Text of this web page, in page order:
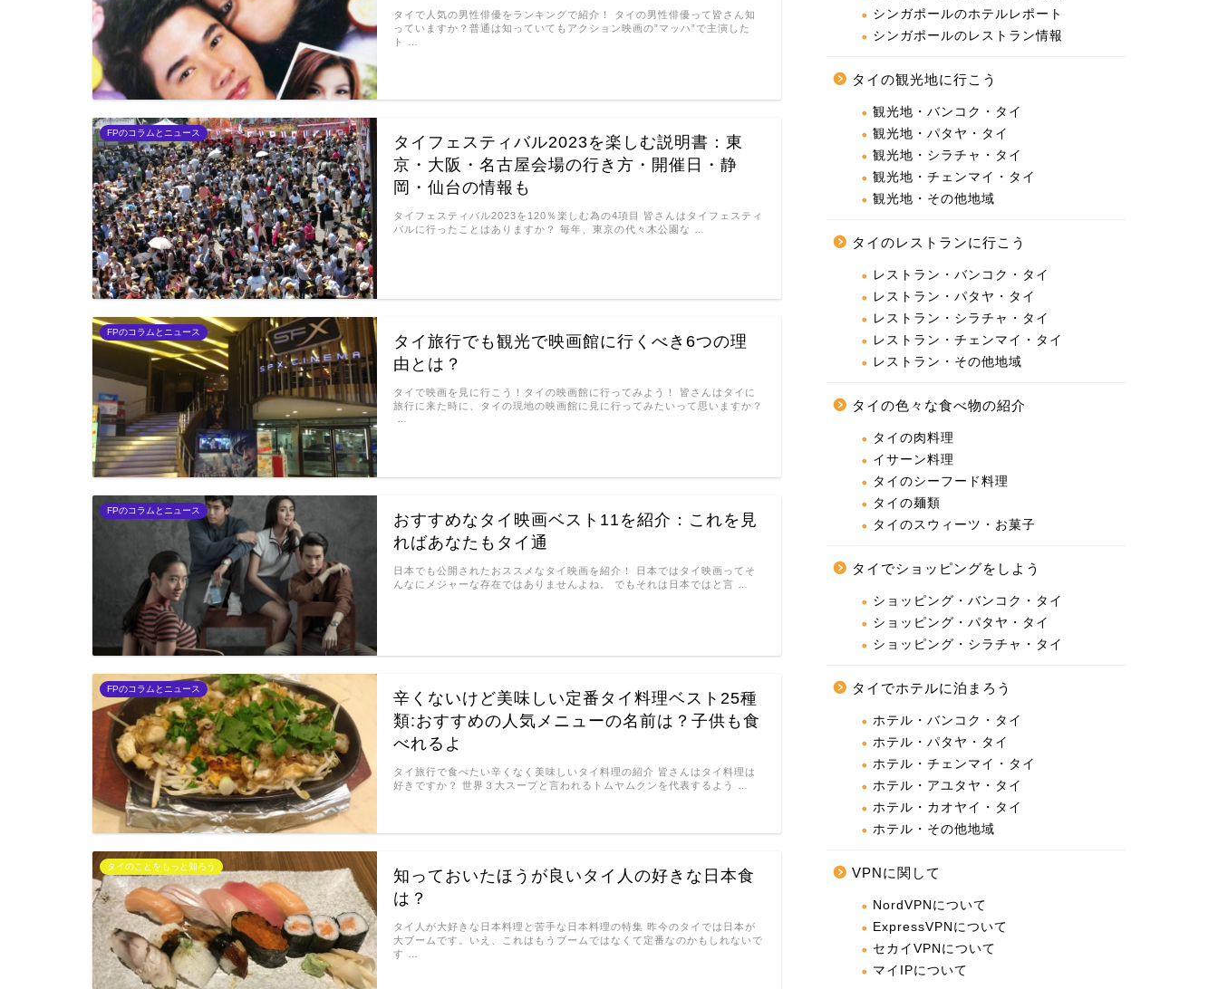
タイで人気の男性俳優をランキングで紹介！ タイの男性俳優って皆さん知
っていますか？普通は知っていてもアクション映画の”マッハ”で主演した
ト …
FPのコラムとニュース
タイフェスティバル2023を楽しむ説明書：東
京・大阪・名古屋会場の行き方・開催日・静
岡・仙台の情報も
タイフェスティバル2023を120％楽しむ為の4項目 皆さんはタイフェスティ
バルに行ったことはありますか？ 毎年、東京の代々木公園な …
FPのコラムとニュース
タイ旅行でも観光で映画館に行くべき6つの理
由とは？
タイで映画を見に行こう！タイの映画館に行ってみよう！ 皆さんはタイに
旅行に来た時に、タイの現地の映画館に見に行ってみたいって思いますか？
FPのコラムとニュース
おすすめなタイ映画ベスト11を紹介：これを見
ればあなたもタイ通
日本でも公開されたおススメなタイ映画を紹介！ 日本ではタイ映画ってそ
んなにメジャーな存在ではありませんよね。 でもそれは日本ではと言 …
FPのコラムとニュース
辛くないけど美味しい定番タイ料理ベスト25種
類:おすすめの人気メニューの名前は？子供も食
べれるよ
タイ旅行で食べたい辛くなく美味しいタイ料理の紹介 皆さんはタイ料理は
好きですか？ 世界３大スープと言われるトムヤムクンを代表するよう …
タイのことをもっと知ろう
知っておいたほうが良いタイ人の好きな日本食
は？
タイ人が大好きな日本料理と苦手な日本料理の特集 昨今のタイでは日本が
大ブームです。いえ、これはもうブームではなくて定番なのかもしれないで
す …
シンガポールのホテルレポート
シンガポールのレストラン情報
タイの観光地に行こう
観光地・バンコク・タイ
観光地・パタヤ・タイ
観光地・シラチャ・タイ
観光地・チェンマイ・タイ
観光地・その他地域
タイのレストランに行こう
レストラン・バンコク・タイ
レストラン・パタヤ・タイ
レストラン・シラチャ・タイ
レストラン・チェンマイ・タイ
レストラン・その他地域
タイの色々な食べ物の紹介
タイの肉料理
イサーン料理
タイのシーフード料理
タイの麺類
タイのスウィーツ・お菓子
タイでショッピングをしよう
ショッピング・バンコク・タイ
ショッピング・パタヤ・タイ
ショッピング・シラチャ・タイ
タイでホテルに泊まろう
ホテル・バンコク・タイ
ホテル・パタヤ・タイ
ホテル・チェンマイ・タイ
ホテル・アユタヤ・タイ
ホテル・カオヤイ・タイ
ホテル・その他地域
VPNに関して
NordVPNについて
ExpressVPNについて
セカイVPNについて
マイIPについて